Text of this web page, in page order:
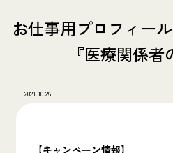
お仕事用プロフィー
『医療関係者
2021.10.26
【キャンペーン情報】